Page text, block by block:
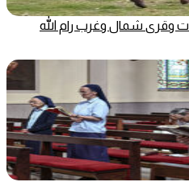
وقرى شمال وغرب رام الله